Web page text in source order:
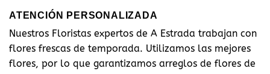
ATENCIÓN PERSONALIZADA
Nuestros Floristas expertos de A Estrada trabajan con
flores frescas de temporada. Utilizamos las mejores
flores, por lo que garantizamos arreglos de flores de